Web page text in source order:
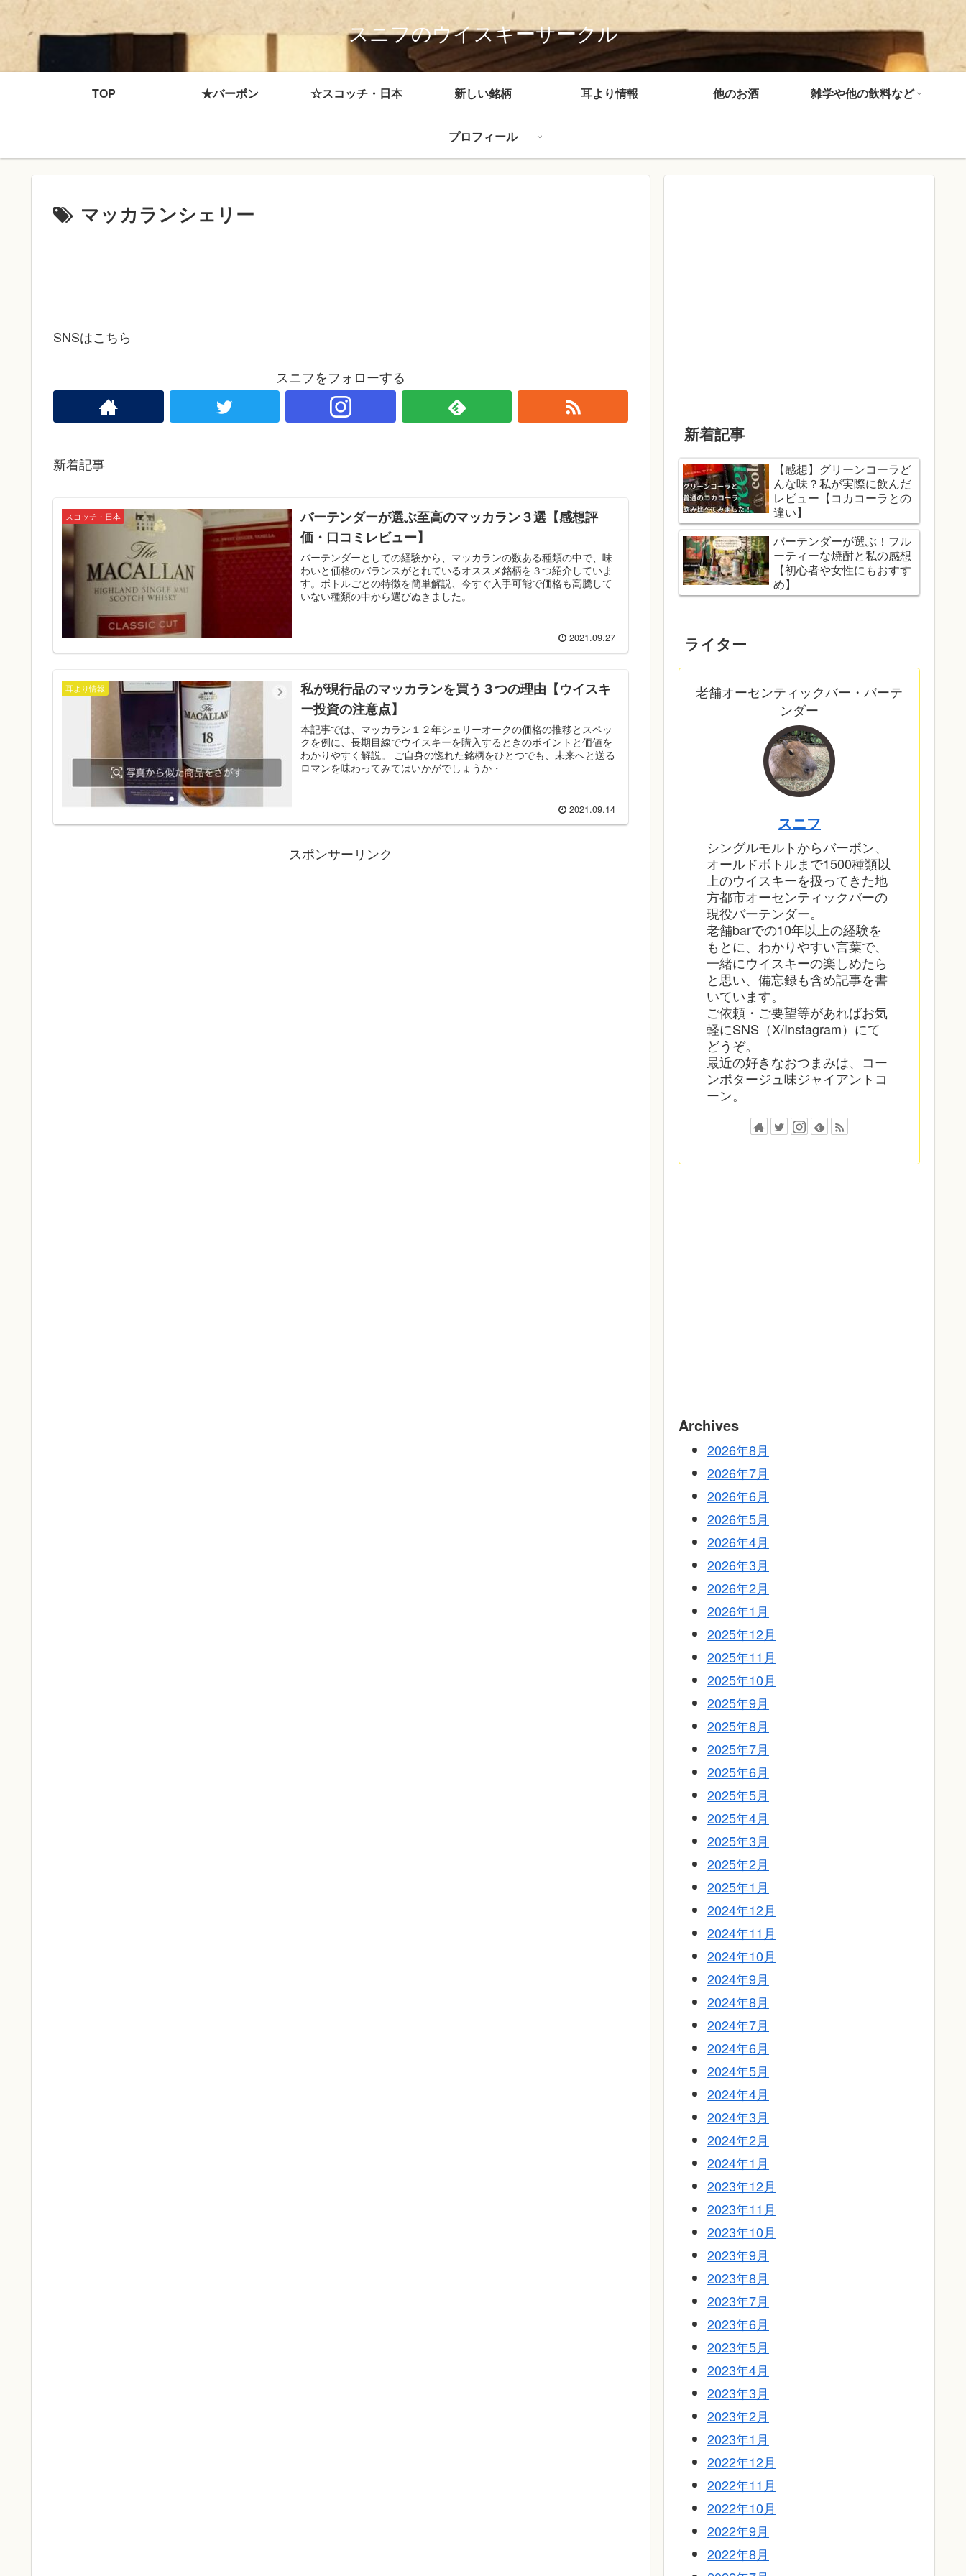
スニフのウイスキーサークル
TOP ★バーボン ☆スコッチ・日本 新しい銘柄 耳より情報 他のお酒 雑学や他の飲料など
プロフィール
マッカランシェリー
SNSはこちら
スニフをフォローする
新着記事
スコッチ・日本
バーテンダーが選ぶ至高のマッカラン３選【感想評
価・口コミレビュー】
バーテンダーとしての経験から、マッカランの数ある種類の中で、味
わいと価格のバランスがとれているオススメ銘柄を３つ紹介していま
す。ボトルごとの特徴を簡単解説、今すぐ入手可能で価格も高騰して
いない種類の中から選びぬきました。
2021.09.27
耳より情報
私が現行品のマッカランを買う３つの理由【ウイスキ
ー投資の注意点】
本記事では、マッカラン１２年シェリーオークの価格の推移とスペッ
クを例に、長期目線でウイスキーを購入するときのポイントと価値を
わかりやすく解説。 ご自身の惚れた銘柄をひとつでも、未来へと送る
ロマンを味わってみてはいかがでしょうか・
2021.09.14
スポンサーリンク
新着記事
【感想】グリーンコーラど
んな味？私が実際に飲んだ
レビュー【コカコーラとの
違い】
バーテンダーが選ぶ！フル
ーティーな焼酎と私の感想
【初心者や女性にもおすす
め】
ライター
老舗オーセンティックバー・バーテ
ンダー
スニフ
シングルモルトからバーボン、
オールドボトルまで1500種類以
上のウイスキーを扱ってきた地
方都市オーセンティックバーの
現役バーテンダー。
老舗barでの10年以上の経験を
もとに、わかりやすい言葉で、
一緒にウイスキーの楽しめたら
と思い、備忘録も含め記事を書
いています。
ご依頼・ご要望等があればお気
軽にSNS（X/Instagram）にて
どうぞ。
最近の好きなおつまみは、コー
ンポタージュ味ジャイアントコ
ーン。
Archives
2026年8月
2026年7月
2026年6月
2026年5月
2026年4月
2026年3月
2026年2月
2026年1月
2025年12月
2025年11月
2025年10月
2025年9月
2025年8月
2025年7月
2025年6月
2025年5月
2025年4月
2025年3月
2025年2月
2025年1月
2024年12月
2024年11月
2024年10月
2024年9月
2024年8月
2024年7月
2024年6月
2024年5月
2024年4月
2024年3月
2024年2月
2024年1月
2023年12月
2023年11月
2023年10月
2023年9月
2023年8月
2023年7月
2023年6月
2023年5月
2023年4月
2023年3月
2023年2月
2023年1月
2022年12月
2022年11月
2022年10月
2022年9月
2022年8月